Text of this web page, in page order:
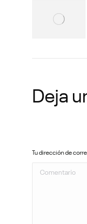
Deja
Tu dirección de
Comentario